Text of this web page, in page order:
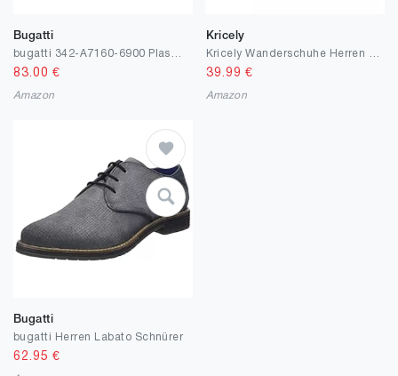
Bugatti
83.00 €
Amazon
Kricely
39.99 €
Amazon
Bugatti
bugatti Herren Labato Schnürer
62.95 €